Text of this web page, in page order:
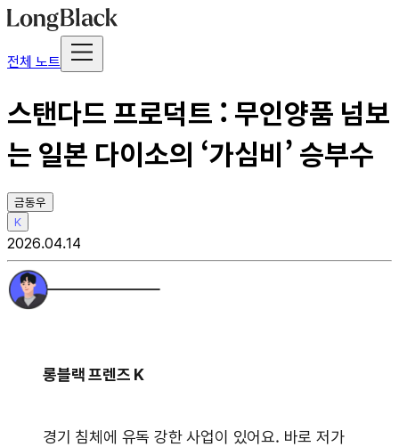
전체 노트
스탠다드 프로덕트 : 무인양품 넘보
는 일본 다이소의 ‘가심비’ 승부수
금동우
K
2026.04.14
롱블랙 프렌즈 K
경기 침체에 유독 강한 사업이 있어요. 바로 저가